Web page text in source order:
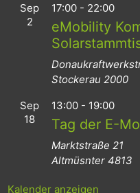
Sep
2
17:00 - 22:00
eMobility
Stockerau 2000
Sep
18
13:00 - 19:00
Tag der E-
Marktstraße 21
Altmüsnter 4813
Kalender anzeigen